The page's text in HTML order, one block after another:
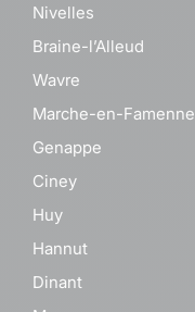
Nivelles
Braine-l’Alleud
Wavre
Marche-en-Famenne
Genappe
Ciney
Huy
Hannut
Dinant